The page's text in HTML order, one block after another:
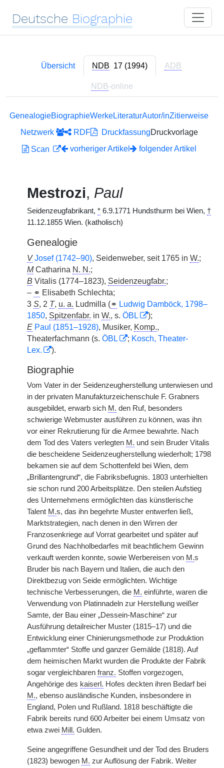
Deutsche Biographie
Übersicht NDB 17 (1994) ADB
NDB-online
GenealogieBiographieWerkeLiteraturAutor/inZitierweise
Netzwerk
RDF DruckfassungDruckvorlage
Scan
vorheriger Artikel folgender Artikel
Mestrozi, Paul
Seidenzeugfabrikant, * 6.9.1771 Hundsthurm bei Wien, †
11.12.1855 Wien. (katholisch)
Genealogie
V Josef (1742–90), Seidenweber, seit 1765 in W.;
MCatharina N. N.;
B Vitalis (1774–1823), Seidenzeugfabr.;
– ⚭ Elisabeth Schlechta;
3 S, 2 T, u. a. Ludmilla (⚭ Ludwig Damböck, 1798–
1850, Spitzenfabr. in W., s. ÖBL
);
E Paul (1851–1928), Musiker, Komp.,
Theaterfachmann (s. ÖBL ; Kosch, Theater-
Lex.
).
Biographie
Vom Vater in der Seidenzeugherstellung unterwiesen und
in der privaten Manufakturzeichenschule F. Grabners
ausgebildet, erwarb sich M. den Ruf, besonders
schwierige Webmuster ausführen zu können, was ihn
vor einer Rekrutierung für die Armee bewahrte. Nach
dem Tod des Vaters verlegten M. und sein Bruder Vitalis
die bescheidene Seidenzeugherstellung wiederholt; 1798
bekamen sie auf dem Schottenfeld bei Wien, dem
„Brillantengrund“, die Fabriksbefugnis. 1803 unterhielten
sie schon rund 200 Arbeitsplätze. Den steilen Aufstieg
des Unternehmens ermöglichten das künstlerische
Talent M.s, das ihn begehrte Muster entwerfen ließ,
Marktstrategien, nach denen in den Wirren der
Franzosenkriege auf Vorrat gearbeitet und später auf
Grund des Nachholbedarfes mit beachtlichem Gewinn
verkauft werden konnte, sowie Werbereisen von M.s
Bruder bis nach Bayern und Italien, die auch den
Direktbezug von Seide ermöglichten. Wichtige
technische Verbesserungen, die M. einführte, waren die
Verwendung von Platinnadeln zur Herstellung weißer
Samte, der Bau einer „Dessein-Maschine“ zur
Ausführung detailreicher Muster (1815–17) und die
Entwicklung einer Chinierungsmethode zur Produktion
„geflammter“ Stoffe und ganzer Gemälde (1818). Auf
dem heimischen Markt wurden die Produkte der Fabrik
sogar vergleichbaren franz. Stoffen vorgezogen,
Angehörige des kaiserl. Hofes deckten ihren Bedarf bei
M., ebenso ausländische Kunden, insbesondere in
England, Polen und Rußland. 1818 beschäftigte die
Fabrik bereits rund 600 Arbeiter bei einem Umsatz von
etwa zwei Mill. Gulden.
Seine angegriffene Gesundheit und der Tod des Bruders
(1823) bewogen M. zur Auflösung der Fabrik. Weiter